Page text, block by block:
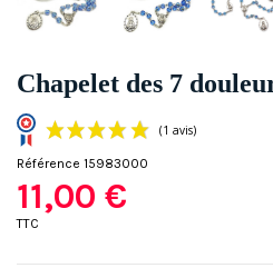
Chapelet des 7
Référence 15983000
11,00 €
TTC